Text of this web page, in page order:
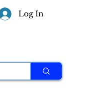
Log In